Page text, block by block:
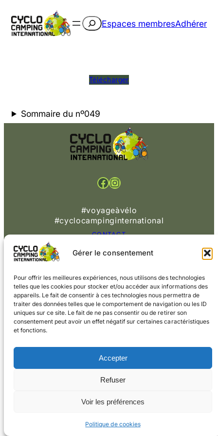
Gérer le consentement
Pour offrir les meilleures expériences, nous utilisons des technologies
telles que les cookies pour stocker et/ou accéder aux informations des
appareils. Le fait de consentir à ces technologies nous permettra de
traiter des données telles que le comportement de navigation ou les ID
uniques sur ce site. Le fait de ne pas consentir ou de retirer son
consentement peut avoir un effet négatif sur certaines caractéristiques
et fonctions.
Accepter
Refuser
Voir les préférences
Politique de cookies
Rechercher
Espaces membresAdhérer
Télécharger
Sommaire du nº049
Facebook Instagram
#voyageàvélo
#cyclocampinginternational
CONTACT
© 2026 Cyclo
Camping International
Cookies Mentions légales